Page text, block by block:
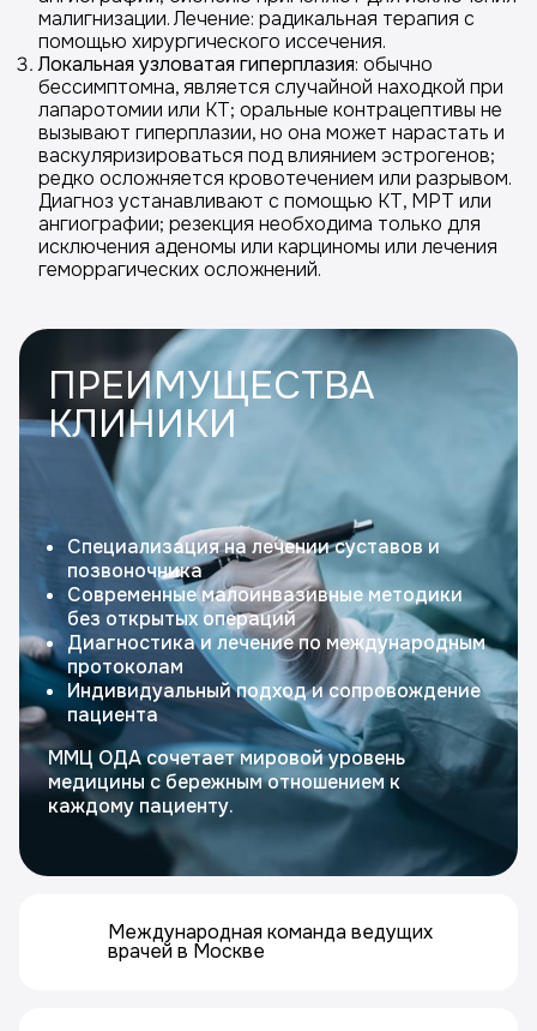
малигнизации. Лечение: радикальная терапия с
помощью хирургического иссечения.
Локальная узловатая гиперплазия: обычно
бессимптомна, является случайной находкой при
лапаротомии или КТ; оральные контрацептивы не
вызывают гиперплазии, но она может нарастать и
васкуляризироваться под влиянием эстрогенов;
редко осложняется кровотечением или разрывом.
Диагноз устанавливают с помощью КТ, МРТ или
ангиографии; резекция необходима только для
исключения аденомы или карциномы или лечения
геморрагических осложнений.
ПРЕИМУЩЕСТВА
КЛИНИКИ
Специализация на лечении суставов и
позвоночника
Современные малоинвазивные методики
без открытых операций
Диагностика и лечение по международным
протоколам
Индивидуальный подход и сопровождение
пациента
ММЦ ОДА сочетает мировой уровень
медицины с бережным отношением к
каждому пациенту.
Международная команда ведущих
врачей в Москве